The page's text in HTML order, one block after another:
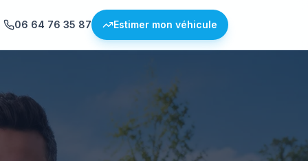
06 64 76 35 87 Estimer mon véhicule